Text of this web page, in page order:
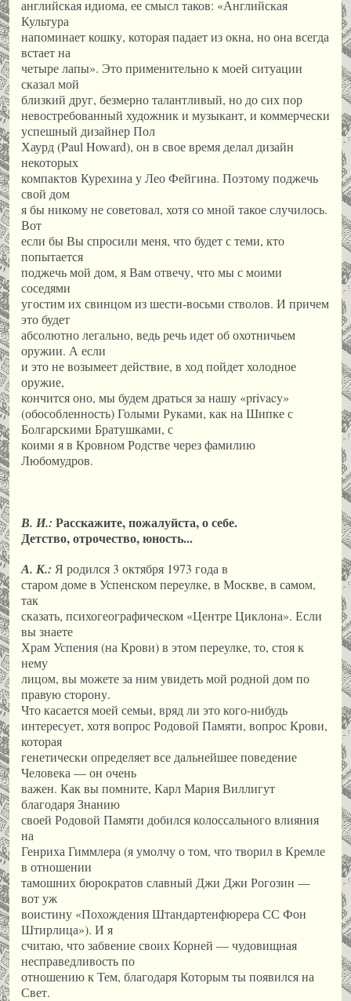
английская идиома, ее смысл таков: «Английская
Культура
напоминает кошку, которая падает из окна, но она всегда
встает на
четыре лапы». Это применительно к моей ситуации
сказал мой
близкий друг, безмерно талантливый, но до сих пор
невостребованный художник и музыкант, и коммерчески
успешный дизайнер Пол
Хаурд (Paul Howard), он в свое время делал дизайн
некоторых
компактов Курехина у Лео Фейгина. Поэтому поджечь
свой дом
я бы никому не советовал, хотя со мной такое случилось.
Вот
если бы Вы спросили меня, что будет с теми, кто
попытается
поджечь мой дом, я Вам отвечу, что мы с моими
соседями
угостим их свинцом из шести-восьми стволов. И причем
это будет
абсолютно легально, ведь речь идет об охотничьем
оружии. А если
и это не возымеет действие, в ход пойдет холодное
оружие,
кончится оно, мы будем драться за нашу «privacy»
(обособленность) Голыми Руками, как на Шипке с
Болгарскими Братушками, с
коими я в Кровном Родстве через фамилию
Любомудров.
В. И.: Расскажите, пожалуйста, о себе.
Детство, отрочество, юность...
А. К.: Я родился 3 октября 1973 года в
старом доме в Успенском переулке, в Москве, в самом,
так
сказать, психогеографическом «Центре Циклона». Если
вы знаете
Храм Успения (на Крови) в этом переулке, то, стоя к
нему
лицом, вы можете за ним увидеть мой родной дом по
правую сторону.
Что касается моей семьи, вряд ли это кого-нибудь
интересует, хотя вопрос Родовой Памяти, вопрос Крови,
которая
генетически определяет все дальнейшее поведение
Человека — он очень
важен. Как вы помните, Карл Мария Виллигут
благодаря Знанию
своей Родовой Памяти добился колоссального влияния
на
Генриха Гиммлера (я умолчу о том, что творил в Кремле
в отношении
тамошних бюрократов славный Джи Джи Рогозин —
вот уж
воистину «Похождения Штандартенфюрера СС Фон
Штирлица»). И я
считаю, что забвение своих Корней — чудовищная
несправедливость по
отношению к Тем, благодаря Которым ты появился на
Свет.